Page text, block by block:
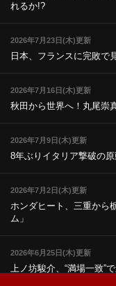
れるか!?
2026年7月23日(木)更新
日本、フランスに完敗で
2026年7月16日(木)更新
秋田から世界へ！丸尾崇
2026年7月9日(木)更新
8年ぶりイタリア撃破の原
2026年7月2日(木)更新
ホンダヒート、三重から
ム」
2026年6月25日(木)更新
上ノ坊駿介、“満場一致”